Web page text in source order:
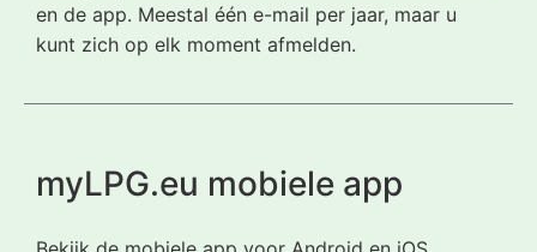
en de app. Meestal één e-mail per jaar, maar u
kunt zich op elk moment afmelden.
myLPG.eu mobiele app